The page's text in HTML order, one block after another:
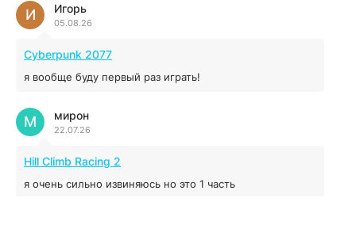
Red Chaos - The Strict Order
04.12.2025
16.95 ГБ
04.12.2025
Игорь
05.08.26
И
Cyberpunk 2077
я вообще буду первый раз играть!
мирон
22.07.26
М
Hill Climb Racing 2
я очень сильно извиняюсь но это 1 часть